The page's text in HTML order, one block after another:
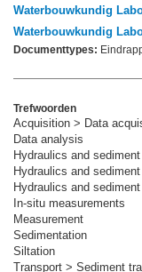
Waterbouwkundig
Waterbouwkundig
Documenttypes:
Trefwoorden
Acquisition > Data
Data analysis
Hydraulics and
Hydraulics and
Hydraulics and
In-situ measurements
Measurement
Sedimentation
Siltation
Transport > Sediment